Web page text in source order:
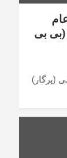
(بی بی
(پرگار)